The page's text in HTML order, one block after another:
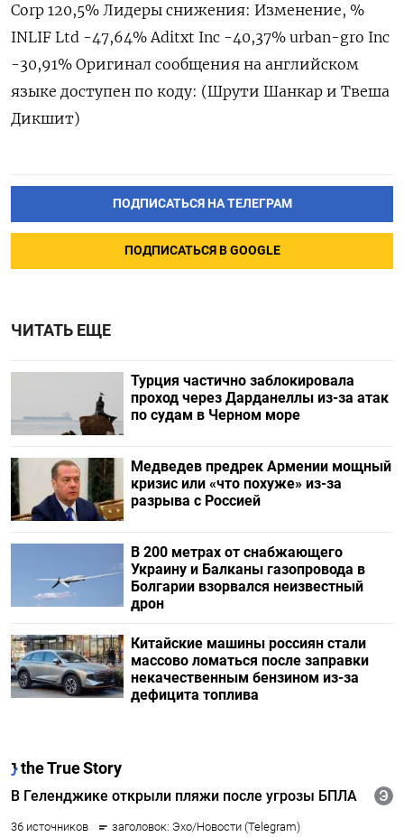
Corp 120,5% Лидеры снижения: Изменение, %
INLIF ‌Ltd -47,64% Aditxt Inc -40,37% urban-‌gro Inc
-30,91% Оригинал сообщения на английском ​
языке доступен по коду: (Шрути ‌Шанкар и Твеша
Дикшит)
ПОДПИСАТЬСЯ НА ТЕЛЕГРАМ
ПОДПИСАТЬСЯ В GOOGLE
ЧИТАТЬ ЕЩЕ
Турция частично заблокировала
проход через Дарданеллы из-за атак
по судам в Черном море
Медведев предрек Армении мощный
кризис или «что похуже» из-за
разрыва с Россией
В 200 метрах от снабжающего
Украину и Балканы газопровода в
Болгарии взорвался неизвестный
дрон
Китайские машины россиян стали
массово ломаться после заправки
некачественным бензином из-за
дефицита топлива